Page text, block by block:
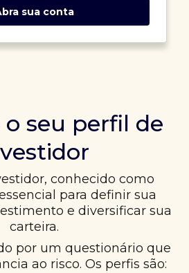
sua conta
seu perfil de
conhecido como
para definir sua
e diversificar sua
carteira.
por um questionário que
ao risco. Os perfis são: